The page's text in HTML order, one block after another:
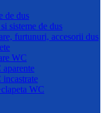
de dus
sisteme de dus
furtunuri, accesorii dus
WC
aparente
incastrate
WC